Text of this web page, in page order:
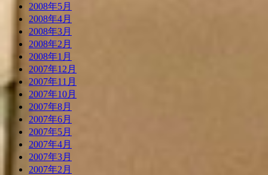
2008年5月
2008年4月
2008年3月
2008年2月
2008年1月
2007年12月
2007年11月
2007年10月
2007年8月
2007年6月
2007年5月
2007年4月
2007年3月
2007年2月